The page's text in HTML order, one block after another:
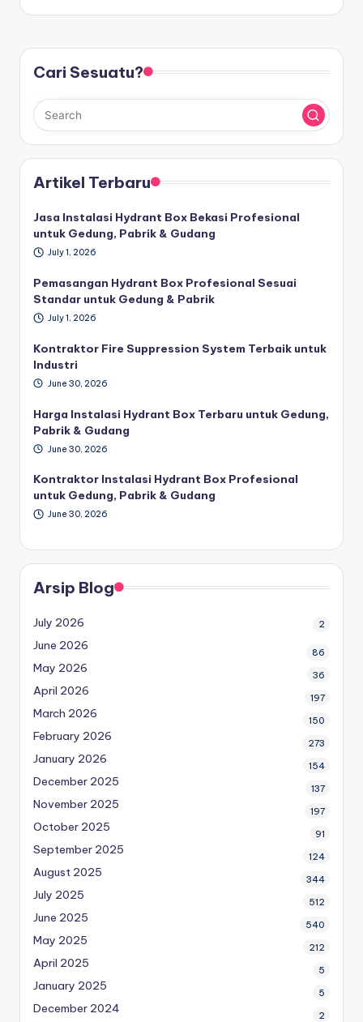
Cari Sesuatu?
Artikel Terbaru
Jasa Instalasi Hydrant Box Bekasi Profesional
untuk Gedung, Pabrik & Gudang
July 1, 2026
Pemasangan Hydrant Box Profesional Sesuai
Standar untuk Gedung & Pabrik
July 1, 2026
Kontraktor Fire Suppression System Terbaik untuk
Industri
June 30, 2026
Harga Instalasi Hydrant Box Terbaru untuk Gedung,
Pabrik & Gudang
June 30, 2026
Kontraktor Instalasi Hydrant Box Profesional
untuk Gedung, Pabrik & Gudang
June 30, 2026
Arsip Blog
July 2026 2
June 2026 86
May 2026 36
April 2026 197
March 2026 150
February 2026 273
January 2026 154
December 2025 137
November 2025 197
October 2025 91
September 2025 124
August 2025 344
July 2025 512
June 2025 540
May 2025 212
April 2025 5
January 2025 5
December 2024 2